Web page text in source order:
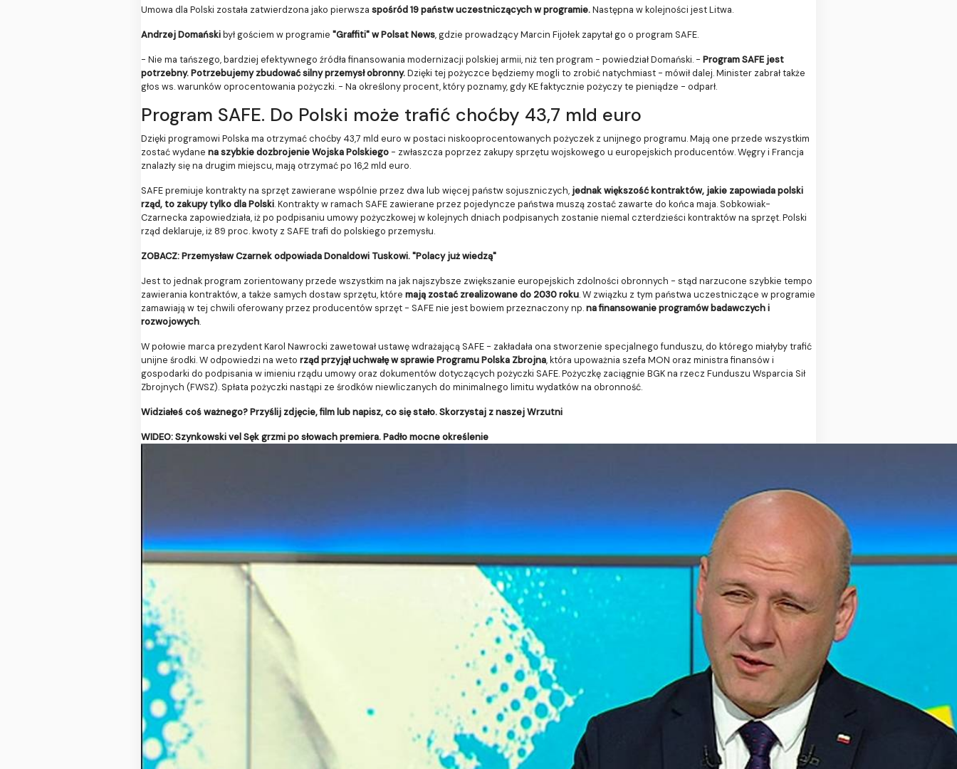
Umowa dla Polski została zatwierdzona jako pierwsza spośród 19 państw uczestniczących w programie.Następna w kolejności jest Litwa.
Andrzej Domańskibył gościem w programie "Graffiti" w Polsat News, gdzie prowadzący Marcin Fijołek zapytał go o program SAFE.
- Nie ma tańszego, bardziej efektywnego źródła finansowania modernizacji polskiej armii, niż ten program - powiedział Domański. - Program SAFE jest
potrzebny. Potrzebujemy zbudować silny przemysł obronny.Dzięki tej pożyczce będziemy mogli to zrobić natychmiast - mówił dalej. Minister zabrał także
głos ws. warunków oprocentowania pożyczki. - Na określony procent, który poznamy, gdy KE faktycznie pożyczy te pieniądze - odparł.
Program SAFE. Do Polski może trafić choćby 43,7 mld euro
Dzięki programowi Polska ma otrzymać choćby 43,7 mld euro w postaci niskooprocentowanych pożyczek z unijnego programu. Mają one przede wszystkim
zostać wydane na szybkie dozbrojenie Wojska Polskiego - zwłaszcza poprzez zakupy sprzętu wojskowego u europejskich producentów. Węgry i Francja
znalazły się na drugim miejscu, mają otrzymać po 16,2 mld euro.
SAFE premiuje kontrakty na sprzęt zawierane wspólnie przez dwa lub więcej państw sojuszniczych, jednak większość kontraktów, jakie zapowiada polski
rząd, to zakupy tylko dla Polski. Kontrakty w ramach SAFE zawierane przez pojedyncze państwa muszą zostać zawarte do końca maja. Sobkowiak-
Czarnecka zapowiedziała, iż po podpisaniu umowy pożyczkowej w kolejnych dniach podpisanych zostanie niemal czterdzieści kontraktów na sprzęt. Polski
rząd deklaruje, iż 89 proc. kwoty z SAFE trafi do polskiego przemysłu.
ZOBACZ: Przemysław Czarnek odpowiada Donaldowi Tuskowi. "Polacy już wiedzą"
Jest to jednak program zorientowany przede wszystkim na jak najszybsze zwiększanie europejskich zdolności obronnych - stąd narzucone szybkie tempo
zawierania kontraktów, a także samych dostaw sprzętu, które mają zostać zrealizowane do 2030 roku. W związku z tym państwa uczestniczące w programie
zamawiają w tej chwili oferowany przez producentów sprzęt - SAFE nie jest bowiem przeznaczony np.na finansowanie programów badawczych i
rozwojowych.
W połowie marca prezydent Karol Nawrocki zawetował ustawę wdrażającą SAFE - zakładała ona stworzenie specjalnego funduszu, do którego miałyby trafić
unijne środki. W odpowiedzi na weto rząd przyjął uchwałę w sprawie Programu Polska Zbrojna, która upoważnia szefa MON oraz ministra finansów i
gospodarki do podpisania w imieniu rządu umowy oraz dokumentów dotyczących pożyczki SAFE. Pożyczkę zaciągnie BGK na rzecz Funduszu Wsparcia Sił
Zbrojnych (FWSZ). Spłata pożyczki nastąpi ze środków niewliczanych do minimalnego limitu wydatków na obronność.
Widziałeś coś ważnego? Przyślij zdjęcie, film lub napisz, co się stało. Skorzystaj z naszej Wrzutni
WIDEO: Szynkowski vel Sęk grzmi po słowach premiera. Padło mocne określenie